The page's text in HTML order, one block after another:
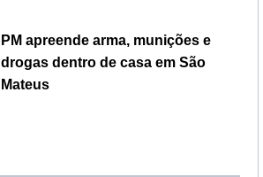
PM apreende arma, munições e
drogas dentro de casa em São
Mateus